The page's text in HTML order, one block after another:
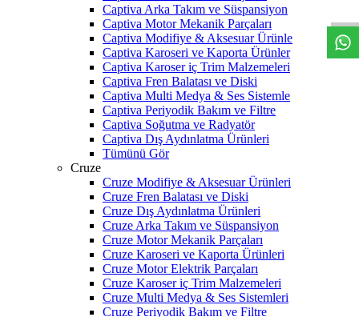
Captiva Arka Takım ve Süspansiyon
Captiva Motor Mekanik Parçaları
Captiva Modifiye & Aksesuar Ürünle
Captiva Karoseri ve Kaporta Ürünler
Captiva Karoser iç Trim Malzemeleri
Captiva Fren Balatası ve Diski
Captiva Multi Medya & Ses Sistemle
Captiva Periyodik Bakım ve Filtre
Captiva Soğutma ve Radyatör
Captiva Dış Aydınlatma Ürünleri
Tümünü Gör
Cruze
Cruze Modifiye & Aksesuar Ürünleri
Cruze Fren Balatası ve Diski
Cruze Dış Aydınlatma Ürünleri
Cruze Arka Takım ve Süspansiyon
Cruze Motor Mekanik Parçaları
Cruze Karoseri ve Kaporta Ürünleri
Cruze Motor Elektrik Parçaları
Cruze Karoser iç Trim Malzemeleri
Cruze Multi Medya & Ses Sistemleri
Cruze Periyodik Bakım ve Filtre